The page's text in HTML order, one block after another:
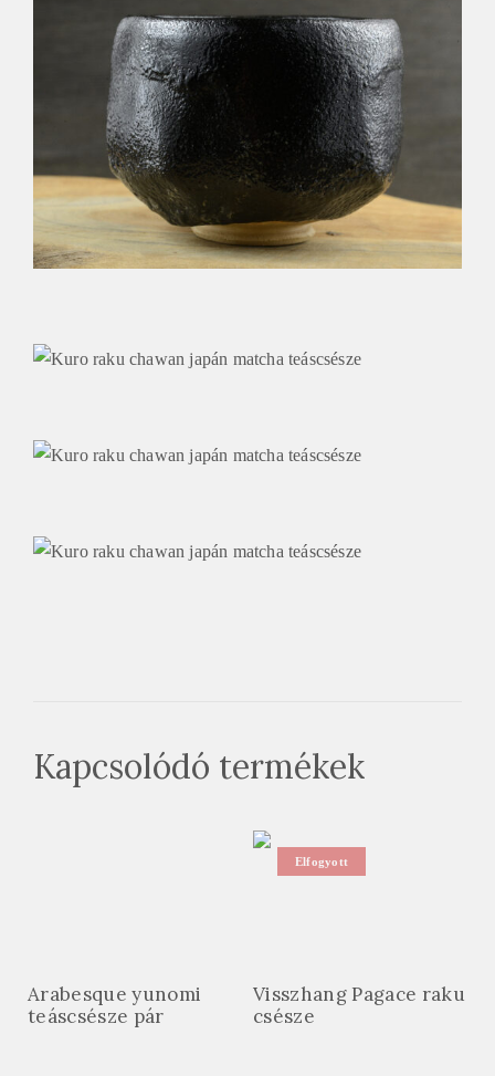
Kapcsolódó termékek
Arabesque yunomi
teáscsésze pár
Elfogyott
Visszhang Pagace raku
csésze